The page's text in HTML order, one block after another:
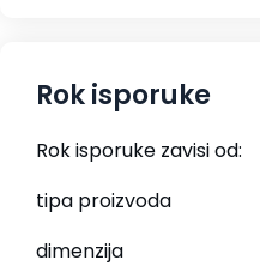
Rok isporuke
Rok isporuke zavisi od:
tipa proizvoda
dimenzija